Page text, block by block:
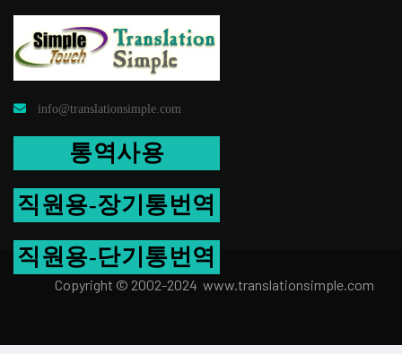
info@translationsimple.com
통역사용
직원용-장기통번역
직원용-단기통번역
Copyright © 2002-2024